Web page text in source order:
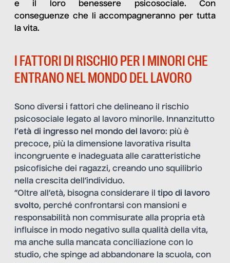
e il loro benessere psicosociale. Con
conseguenze che li accompagneranno per tutta
la vita.
I FATTORI DI RISCHIO PER I MINORI CHE
ENTRANO NEL MONDO DEL LAVORO
Sono diversi i fattori che delineano il rischio
psicosociale legato al lavoro minorile. Innanzitutto
l’età di ingresso nel mondo del lavoro: più è
precoce, più la dimensione lavorativa risulta
incongruente e inadeguata alle caratteristiche
psicofisiche dei ragazzi, creando uno squilibrio
nella crescita dell’individuo.
“Oltre all’età, bisogna considerare il tipo di lavoro
svolto, perché confrontarsi con mansioni e
responsabilità non commisurate alla propria età
influisce in modo negativo sulla qualità della vita,
ma anche sulla mancata conciliazione con lo
studio, che spinge ad abbandonare la scuola, con